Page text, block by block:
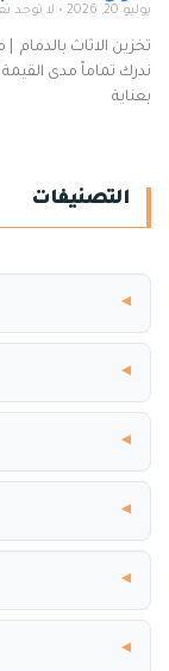
يوليو 20, 2026 لا توجد
ندرك تماماً مدى
بعناية
التصنيفات